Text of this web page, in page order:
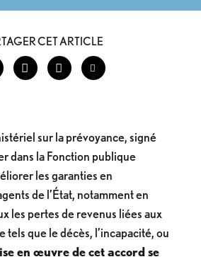
CET ARTICLE
sur la prévoyance, signé
dans la Fonction publique
les garanties en
de l’État, notamment en
les pertes de revenus liées aux
tels que le décès, l’incapacité, ou
en œuvre de cet accord se